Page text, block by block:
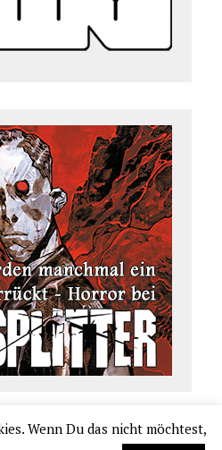
Wenn Du das nicht möchtest,